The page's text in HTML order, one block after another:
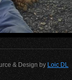
& Design byLoic DL